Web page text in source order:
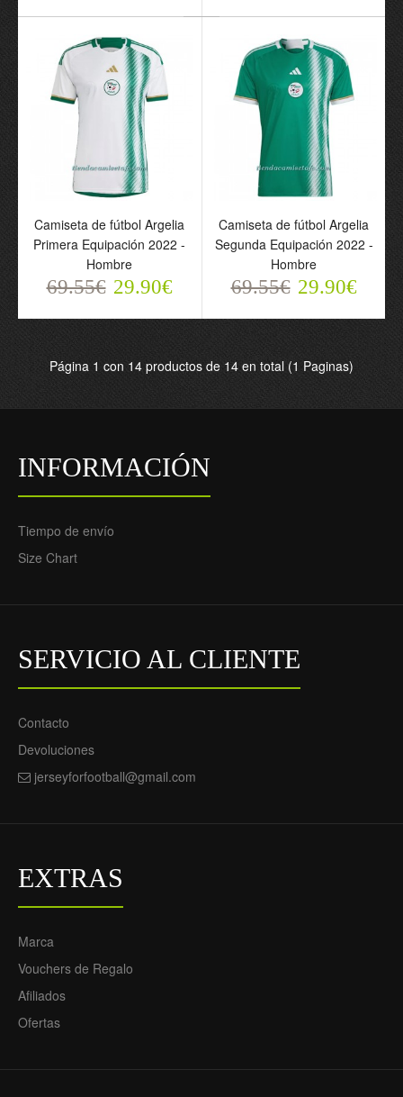
Segunda Equipación
2024-25 - Niño
69.55€ 29.90€
Argelia Primera
Equipación 2024-25 -
Hombre
69.55€ 29.90€
Camiseta de fútbol
Argelia Segunda
Hombre
Sudadera De
2022-23 Blanca - Hombre
69.55€ 29.90€
Camiseta de fútbol Argelia
Primera Equipación 2022 -
Hombre
69.55€ 29.90€
Camiseta de fútbol Argelia
Segunda Equipación 2022 -
Hombre
69.55€ 29.90€
Página 1 con 14 productos de 14 en total (1 Paginas)
INFORMACIÓN
Tiempo de envío
Size Chart
SERVICIO AL CLIENTE
Contacto
Devoluciones
jerseyforfootball@gmail.com
EXTRAS
Marca
Vouchers de Regalo
Afiliados
Ofertas